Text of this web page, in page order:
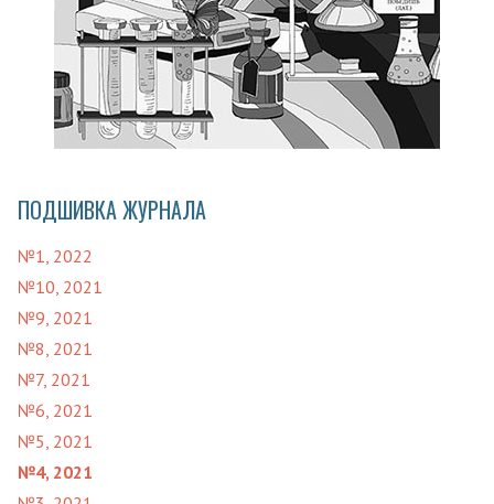
ПОДШИВКА ЖУРНАЛА
№1, 2022
№10, 2021
№9, 2021
№8, 2021
№7, 2021
№6, 2021
№5, 2021
№4, 2021